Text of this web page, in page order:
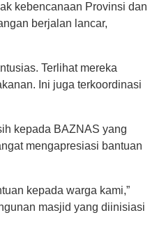
kebencanaan Provinsi dan
berjalan lancar,
Terlihat mereka
Ini juga terkoordinasi
kepada BAZNAS yang
mengapresiasi bantuan
kepada warga kami,”
masjid yang diinisiasi